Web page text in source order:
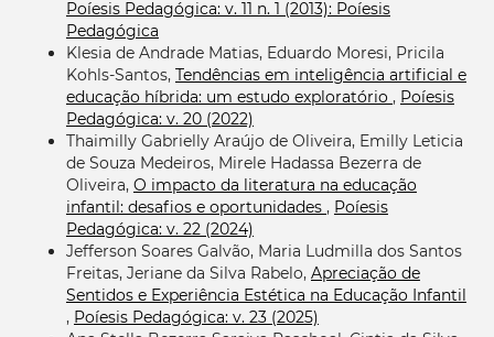
Poíesis Pedagógica: v. 11 n. 1 (2013): Poíesis
Pedagógica
Klesia de Andrade Matias, Eduardo Moresi, Pricila
Kohls-Santos, Tendências em inteligência artificial e
educação híbrida: um estudo exploratório , Poíesis
Pedagógica: v. 20 (2022)
Thaimilly Gabrielly Araújo de Oliveira, Emilly Leticia
de Souza Medeiros, Mirele Hadassa Bezerra de
Oliveira, O impacto da literatura na educação
infantil: desafios e oportunidades , Poíesis
Pedagógica: v. 22 (2024)
Jefferson Soares Galvão, Maria Ludmilla dos Santos
Freitas, Jeriane da Silva Rabelo, Apreciação de
Sentidos e Experiência Estética na Educação Infantil
, Poíesis Pedagógica: v. 23 (2025)